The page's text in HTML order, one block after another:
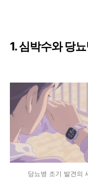
1. 심박수와 당
당뇨병 조기 발견의